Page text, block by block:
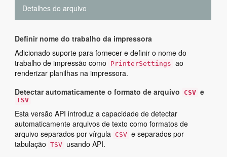
Detalhes do arquivo
Definir nome do trabalho da impressora
Adicionado suporte para fornecer e definir o nome do
trabalho de impressão como
PrinterSettings ao
renderizar planilhas na impressora.
Detectar automaticamente o formato de arquivo
CSV e
TSV
Esta versão API introduz a capacidade de detectar
automaticamente arquivos de texto como formatos de
arquivo separados por vírgula CSV e separados por
tabulação TSV usando API.